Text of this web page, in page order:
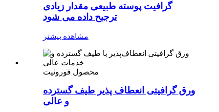
گرافیت پوسته طبیعی مقدار زیادی
ترجیح داده می شود
مشاهده بیشتر
محصول فوروئیت
ورق گرافیتی انعطاف پذیر طیف گسترده
و عالی